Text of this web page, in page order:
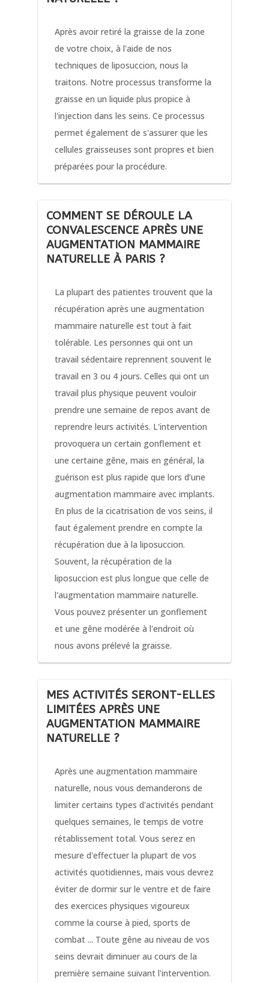
Après avoir retiré la graisse de la zone
de votre choix, à l'aide de nos
techniques de liposuccion, nous la
traitons. Notre processus transforme la
graisse en un liquide plus propice à
l'injection dans les seins. Ce processus
permet également de s'assurer que les
cellules graisseuses sont propres et bien
préparées pour la procédure.
COMMENT SE DÉROULE LA
CONVALESCENCE APRÈS UNE
AUGMENTATION MAMMAIRE
NATURELLE À PARIS ?
La plupart des patientes trouvent que la
récupération après une augmentation
mammaire naturelle est tout à fait
tolérable. Les personnes qui ont un
travail sédentaire reprennent souvent le
travail en 3 ou 4 jours. Celles qui ont un
travail plus physique peuvent vouloir
prendre une semaine de repos avant de
reprendre leurs activités. L'intervention
provoquera un certain gonflement et
une certaine gêne, mais en général, la
guérison est plus rapide que lors d’une
augmentation mammaire avec implants.
En plus de la cicatrisation de vos seins, il
faut également prendre en compte la
récupération due à la liposuccion.
Souvent, la récupération de la
liposuccion est plus longue que celle de
l'augmentation mammaire naturelle.
Vous pouvez présenter un gonflement
et une gêne modérée à l'endroit où
nous avons prélevé la graisse.
MES ACTIVITÉS SERONT-ELLES
LIMITÉES APRÈS UNE
AUGMENTATION MAMMAIRE
NATURELLE ?
Après une augmentation mammaire
naturelle, nous vous demanderons de
limiter certains types d'activités pendant
quelques semaines, le temps de votre
rétablissement total. Vous serez en
mesure d'effectuer la plupart de vos
activités quotidiennes, mais vous devrez
éviter de dormir sur le ventre et de faire
des exercices physiques vigoureux
comme la course à pied, sports de
combat ... Toute gêne au niveau de vos
seins devrait diminuer au cours de la
première semaine suivant l'intervention.